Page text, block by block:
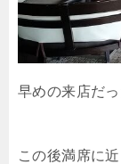
早めの来店だ
この後満席に